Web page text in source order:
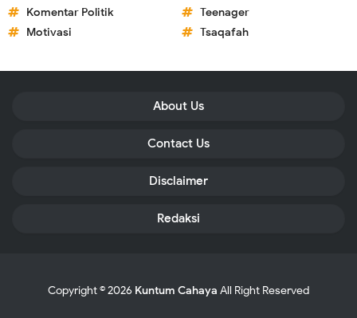
Komentar Politik
Motivasi
Teenager
Tsaqafah
About Us
Contact Us
Disclaimer
Redaksi
Copyright ©2026 Kuntum Cahaya All Right Reserved